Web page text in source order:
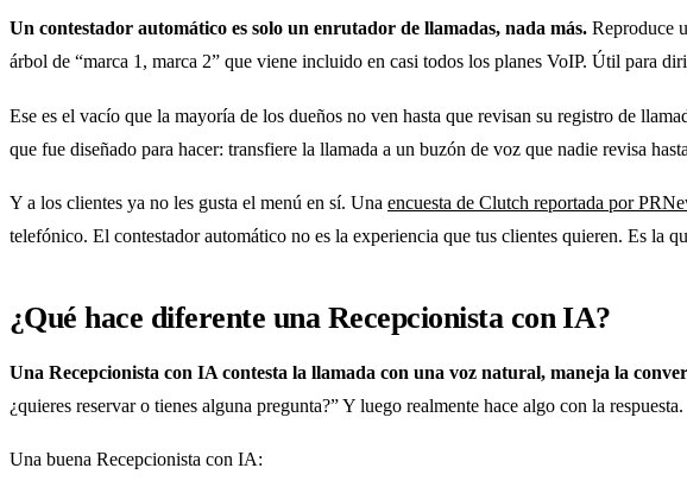
Un contestador automático es solo un enrutador de llamadas, nada más. Reproduce
árbol de “marca 1, marca 2” que viene incluido en casi todos los planes VoIP. Útil para
Ese es el vacío que la mayoría de los dueños no ven hasta que revisan su registro de
que fue diseñado para hacer: transfiere la llamada a un buzón de voz que nadie revisa
Y a los clientes ya no les gusta el menú en sí. Una encuesta de Clutch reportada por
telefónico. El contestador automático no es la experiencia que tus clientes quieren. Es la
¿Qué hace diferente una Recepcionista con IA?
Una Recepcionista con IA contesta la llamada con una voz natural, maneja la
¿quieres reservar o tienes alguna pregunta?” Y luego realmente hace algo con la respuesta.
Una buena Recepcionista con IA: